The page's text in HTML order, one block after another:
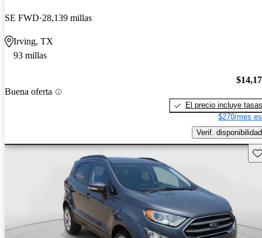
SE FWD 28,139 millas
Irving, TX
93 millas
Buena oferta
El precio incluye tasas
$270/mes
Verif. disponibilidad